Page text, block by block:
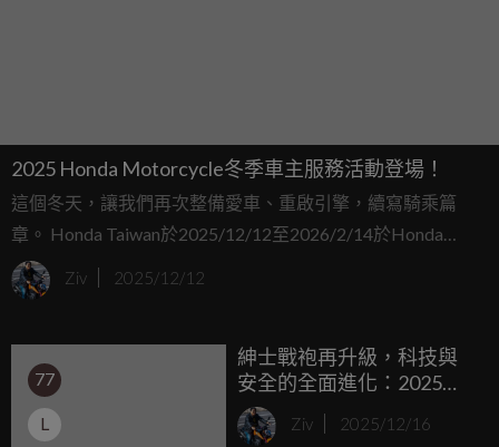
2025 Honda Motorcycle冬季車主服務活動登場！
這個冬天，讓我們再次整備愛車、重啟引擎，續寫騎乘篇
章。 Honda Taiwan於2025/12/12至2026/2/14於Honda
Motorcycle各經銷據點，舉辦「冬季車主服務活動」，活動
期間回廠即可享25項免費車輛健檢，本次定期保養禮等專屬
Motorcycle車主回廠享受服務，一同邁向新旅程。
Ziv 2025/12/12
77
L
紳士戰袍再升級，科技與
安全的全面進化：2025
SYM CRUiSYM 300 試駕體
驗
Ziv 2025/12/16